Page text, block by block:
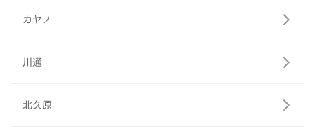
カヤノ
川通
北久原